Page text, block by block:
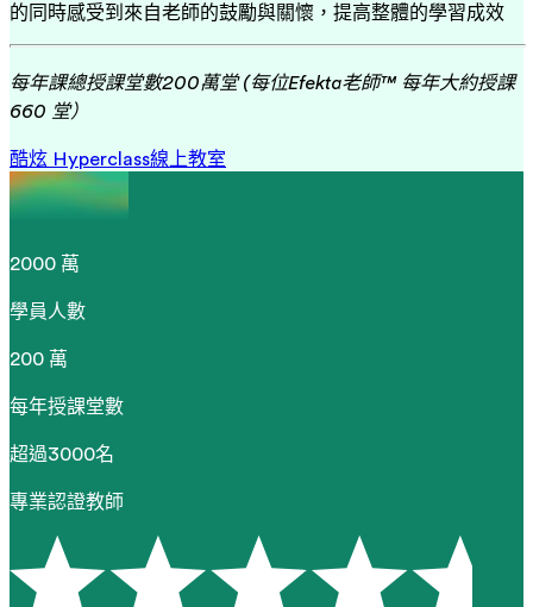
的同時感受到來自老師的鼓勵與關懷，提高整體的學習成效
每年課總授課堂數200萬堂 (每位Efekta老師™ 每年大約授課
660 堂）
酷炫 Hyperclass線上教室
2000 萬
學員人數
200 萬
每年授課堂數
超過3000名
專業認證教師